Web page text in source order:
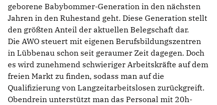
geborene Babybommer-Generation in den nächsten
Jahren in den Ruhestand geht. Diese Generation stellt
den größten Anteil der aktuellen Belegschaft dar.
Die AWO steuert mit eigenen Berufsbildungszentren
in Lübbenau schon seit geraumer Zeit dagegen. Doch
es wird zunehmend schwieriger Arbeitskräfte auf dem
freien Markt zu finden, sodass man auf die
Qualifizierung von Langzeitarbeitslosen zurückgreift.
Obendrein unterstützt man das Personal mit 20h-